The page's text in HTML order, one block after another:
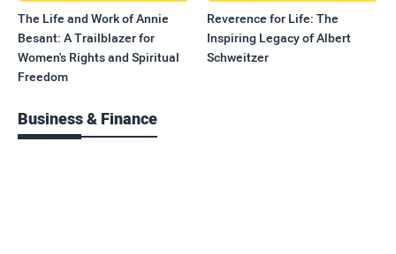
The Life and Work of Annie
Besant: A Trailblazer for
Women's Rights and Spiritual
Freedom
Reverence for Life: The
Inspiring Legacy of Albert
Schweitzer
Business & Finance